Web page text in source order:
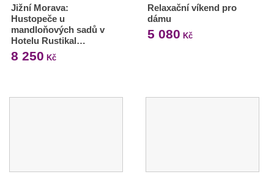
Jižní Morava:
Hustopeče u
mandloňových sadů v
Hotelu Rustikal…
8 250 Kč
Relaxační víkend pro
dámu
5 080 Kč